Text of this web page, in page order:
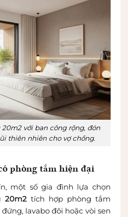
với ban công rộng, đón
thiên nhiên cho vợ chồng.
phòng tắm hiện đại
một số gia đình lựa chọn
20m2tích hợp phòng tắm
lavabo đôi hoặc vòi sen